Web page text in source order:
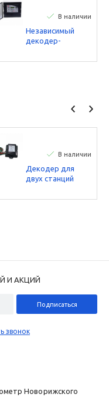
В наличии
Независимый
декодер-
фиксирующий
В наличии
Декодер для
двух станций
соленоида 9 В
И АКЦИЙ
звонок
Новорижского